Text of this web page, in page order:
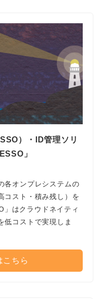
）・ID管理ソリ
」
各オンプレシステムの
コスト・積み残し）を
」はクラウドネイティ
低コストで実現しま
こちら